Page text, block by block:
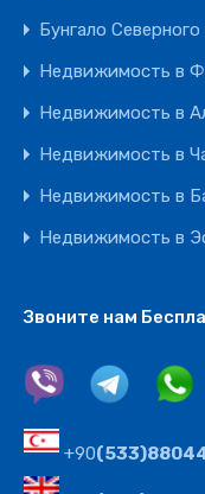
Бунгало
Недвижимость в
Недвижимость в
Недвижимость в
Недвижимость в
Недвижимость в
Звоните нам
+90